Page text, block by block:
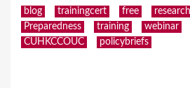
blog trainingcert free
Preparedness
training webinar
CUHKCCOUC
policybriefs